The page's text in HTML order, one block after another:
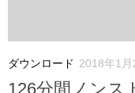
ダウンロード 2018年1月
126分間ノンス